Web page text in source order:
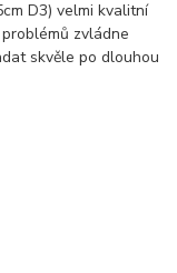
D3) velmi kvalitní
zvládne
skvěle po dlouhou